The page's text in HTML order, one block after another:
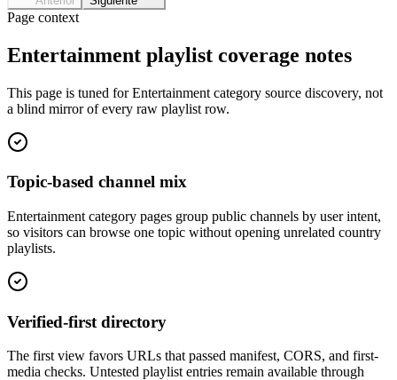
Page context
Entertainment playlist coverage notes
This page is tuned for Entertainment category source discovery, not
a blind mirror of every raw playlist row.
Topic-based channel mix
Entertainment category pages group public channels by user intent,
so visitors can browse one topic without opening unrelated country
playlists.
Verified-first directory
The first view favors URLs that passed manifest, CORS, and first-
media checks. Untested playlist entries remain available through